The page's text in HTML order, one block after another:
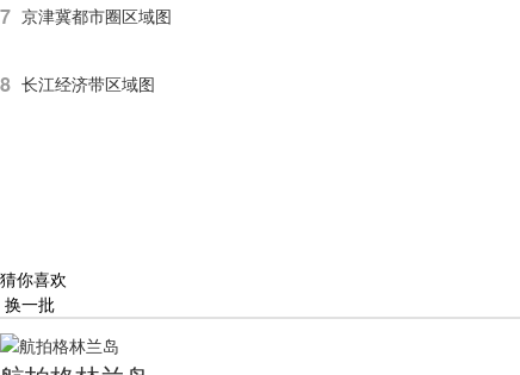
7 京津冀都市圈区域图
8 长江经济带区域图
猜你喜欢
换一批